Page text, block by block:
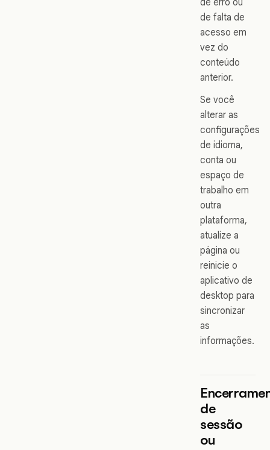
de falta de
acesso em
vez do
conteúdo
anterior.
Se você
alterar as
configurações
de idioma,
conta ou
espaço de
trabalho em
outra
plataforma,
atualize a
página ou
reinicie o
aplicativo de
desktop para
sincronizar
as
informações.
de
sessão
ou